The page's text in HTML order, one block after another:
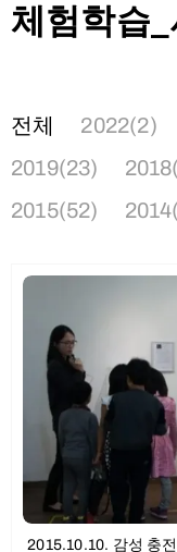
체험학습_
전체 2022(2)
2019(23)
2015(52)
2015.10.10. 감성 충